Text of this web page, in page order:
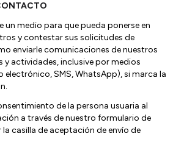
un medio para que pueda ponerse en
y contestar sus solicitudes de
enviarle comunicaciones de nuestros
actividades, inclusive por medios
electrónico, SMS, WhatsApp), si marca la
de la persona usuaria al
a través de nuestro formulario de
casilla de aceptación de envío de